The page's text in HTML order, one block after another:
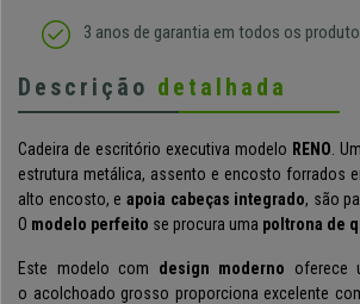
3 anos de garantia em todos os
Descrição detalhada
Cadeira de escritório executiva modelo RENO .
estrutura metálica, assento e encosto forrados
alto encosto, e apoia cabeças integrado, são
O modelo perfeito se procura uma poltrona de
Este modelo com design moderno oferece
o acolchoado grosso proporciona excelente